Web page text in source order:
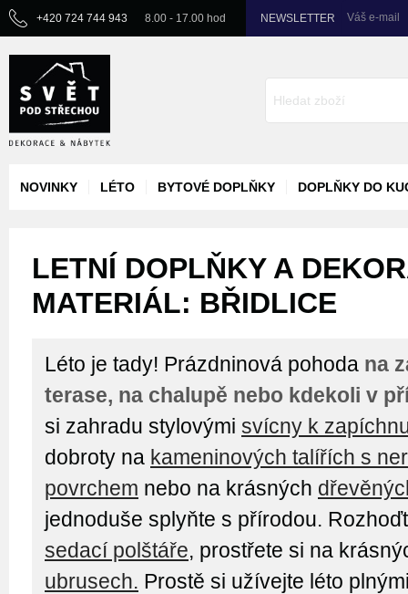
+420 724 744 943 8.00 - 17.00 hod NEWSLETTER Váš e-mail
NOVINKY LÉTO BYTOVÉ DOPLŇKY DOPLŇKY DO
LETNÍ DOPLŇKY A
MATERIÁL: BŘIDLICE
Léto je tady! Prázdninová pohoda na
terase, na chalupě nebo kdekoli v
si zahradu stylovými svícny k
dobroty na kameninových talířích s
povrchem nebo na krásných
jednoduše splyňte s přírodou.
sedací polštáře, prostřete si na
ubrusech. Prostě si užívejte léto